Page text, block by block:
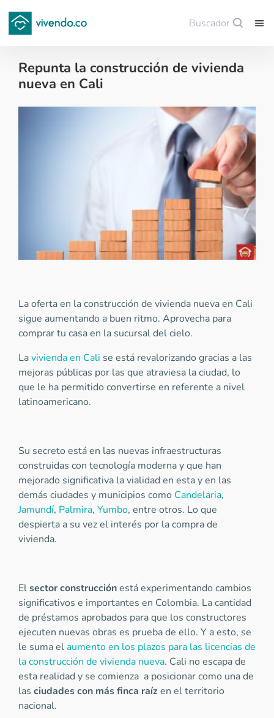
Buscador
Repunta la construcción de vivienda
nueva en Cali
La oferta en la construcción de vivienda nueva en Cali
sigue aumentando a buen ritmo. Aprovecha para
comprar tu casa en la sucursal del cielo.
Lavivienda en Cali se está revalorizando gracias a las
mejoras públicas por las que atraviesa la ciudad, lo
que le ha permitido convertirse en referente a nivel
latinoamericano.
Su secreto está en las nuevas infraestructuras
construidas con tecnología moderna y que han
mejorado significativa la vialidad en esta y en las
demás ciudades y municipios como Candelaria,
Jamundí, Palmira, Yumbo, entre otros. Lo que
despierta a su vez el interés por la compra de
vivienda.
Elsector construcciónestá experimentando cambios
significativos e importantes en Colombia. La cantidad
de préstamos aprobados para que los constructores
ejecuten nuevas obras es prueba de ello. Y a esto, se
le suma elaumento en los plazos para las licencias de
la construcción de vivienda nueva. Cali no escapa de
esta realidad y se comienza a posicionar como una de
las ciudades con más finca raízen el territorio
nacional.
Guardar